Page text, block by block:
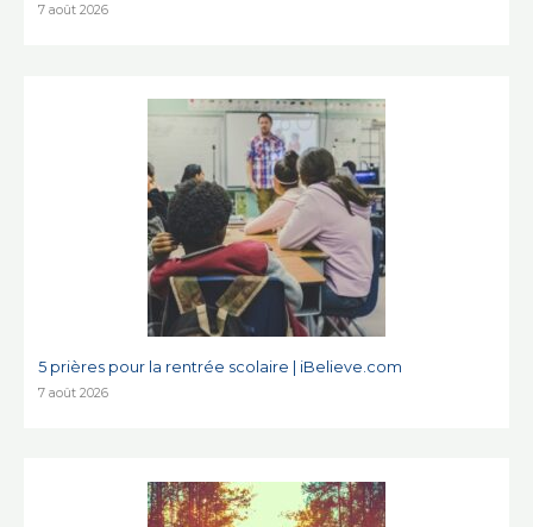
7 août 2026
5 prières pour la rentrée scolaire | iBelieve.com
7 août 2026